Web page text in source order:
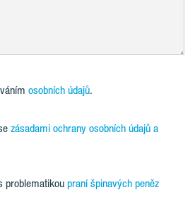
osobních údajů.
zásadami ochrany osobních údajů a
problematikou praní špinavých peněz